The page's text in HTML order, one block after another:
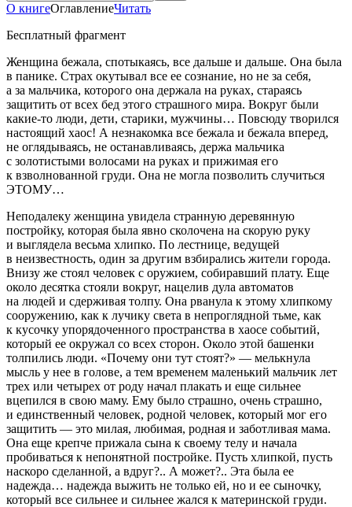
О книгеОглавлениеЧитать
Бесплатный фрагмент
Женщина бежала, спотыкаясь, все дальше и дальше. Она была
в панике. Страх окутывал все ее сознание, но не за себя,
а за мальчика, которого она держала на руках, стараясь
защитить от всех бед этого страшного мира. Вокруг были
какие-то люди, дети, старики, мужчины… Повсюду творился
настоящий хаос! А незнакомка все бежала и бежала вперед,
не оглядываясь, не останавливаясь, держа мальчика
с золотистыми волосами на руках и прижимая его
к взволнованной груди. Она не могла позволить случиться
ЭТОМУ…
Неподалеку женщина увидела странную деревянную
постройку, которая была явно сколочена на скорую руку
и выглядела весьма хлипко. По лестнице, ведущей
в неизвестность, один за другим взбирались жители города.
Внизу же стоял человек с оружием, собиравший плату. Еще
около десятка стояли вокруг, нацелив дула автоматов
на людей и сдерживая толпу. Она рванула к этому хлипкому
сооружению, как к лучику света в непроглядной тьме, как
к кусочку упорядоченного пространства в хаосе событий,
который ее окружал со всех сторон. Около этой башенки
толпились люди. «Почему они тут стоят?» — мелькнула
мысль у нее в голове, а тем временем маленький мальчик лет
трех или четырех от роду начал плакать и еще сильнее
вцепился в свою маму. Ему было страшно, очень страшно,
и единственный человек, родной человек, который мог его
защитить — это милая, любимая, родная и заботливая мама.
Она еще крепче прижала сына к своему телу и начала
пробиваться к непонятной постройке. Пусть хлипкой, пусть
наскоро сделанной, а вдруг?.. А может?.. Эта была ее
надежда… надежда выжить не только ей, но и ее сыночку,
который все сильнее и сильнее жался к материнской груди.